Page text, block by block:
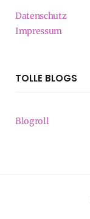
Datenschutz
Impressum
TOLLE BLOGS
Blogroll